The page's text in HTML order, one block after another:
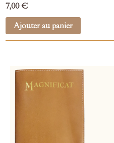
7,00 €
Ajouter au panier